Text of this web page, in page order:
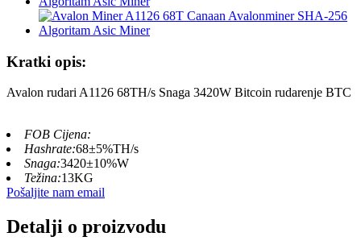
Kratki opis:
Avalon rudari A1126 68TH/s Snaga 3420W Bitcoin rudarenje BTC
FOB Cijena:
Hashrate:68±5%TH/s
Snaga:3420±10%W
Težina:13KG
Pošaljite nam email
Detalji o proizvodu